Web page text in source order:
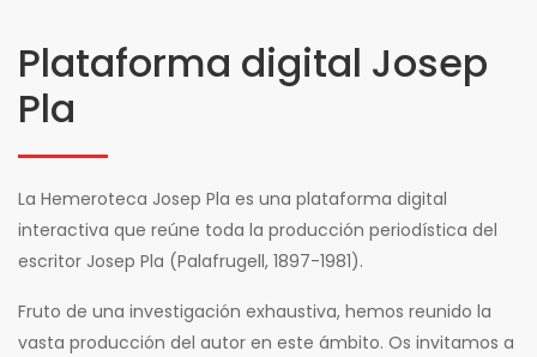
Plataforma digital Josep
Pla
La Hemeroteca Josep Pla es una plataforma digital
interactiva que reúne toda la producción periodística del
escritor Josep Pla (Palafrugell, 1897-1981).
Fruto de una investigación exhaustiva, hemos reunido la
vasta producción del autor en este ámbito. Os invitamos a